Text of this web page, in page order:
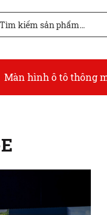
Màn hình ô tô thông